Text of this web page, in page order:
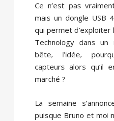
Ce n’est pas
mais un dongle USB
qui permet d’exploiter
Technology dans un
bête, l’idée,
capteurs alors qu’il
marché ?
La semaine
puisque Bruno et moi